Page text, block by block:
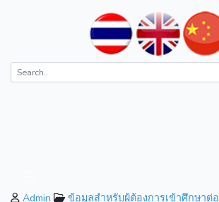
Admin ข้อมูลสำหรับผู้ต้องการเข้าศึกษาต่อ